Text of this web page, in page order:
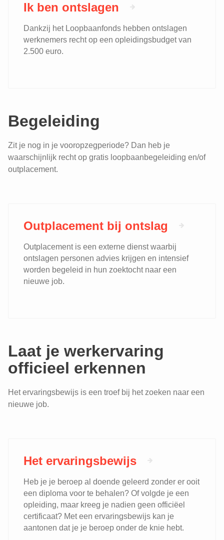
Ik ben ontslagen
Dankzij het Loopbaanfonds hebben ontslagen
werknemers recht op een opleidingsbudget van
2.500 euro.
Begeleiding
Zit je nog in je vooropzegperiode? Dan heb je
waarschijnlijk recht op gratis loopbaanbegeleiding en/of
outplacement.
Outplacement bij ontslag
Outplacement is een externe dienst waarbij
ontslagen personen advies krijgen en intensief
worden begeleid in hun zoektocht naar een
nieuwe job.
Laat je werkervaring
officieel erkennen
Het ervaringsbewijs is een troef bij het zoeken naar een
nieuwe job.
Het ervaringsbewijs
Heb je je beroep al doende geleerd zonder er ooit
een diploma voor te behalen? Of volgde je een
opleiding, maar kreeg je nadien geen officiëel
certificaat? Met een ervaringsbewijs kan je
aantonen dat je je beroep onder de knie hebt.